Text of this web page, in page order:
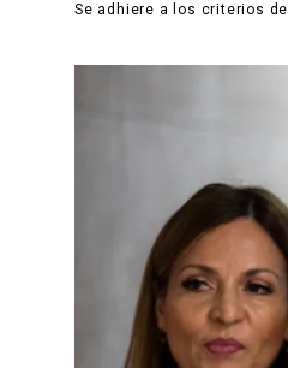
Se adhiere a los criterios de